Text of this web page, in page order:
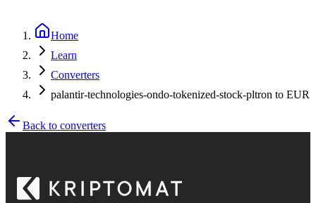
Home
Learn
Converters
palantir-technologies-ondo-tokenized-stock-pltron to EUR
Back to converters